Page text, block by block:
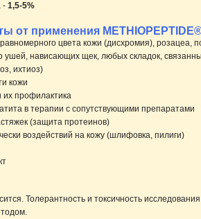
-1,5-5%
от применения
цвета кожи (дисхромия), розацеа,
ушей, нависающих щек, любых складок,
ихтиоз)
кожи
их профилактика
в терапии с сопутствующими препаратами
(защита протеинов)
воздействий на кожу (шлифовка, пилиги)
Толерантность и токсичность